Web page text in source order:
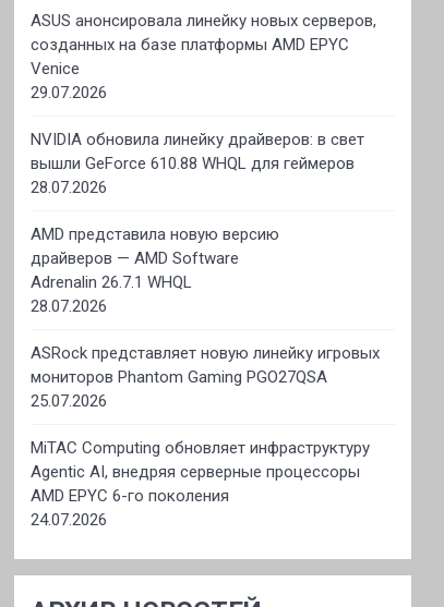
ASUS анонсировала линейку новых серверов,
созданных на базе платформы AMD EPYC
Venice
29.07.2026
NVIDIA обновила линейку драйверов: в свет
вышли GeForce 610.88 WHQL для геймеров
28.07.2026
AMD представила новую версию
драйверов — AMD Software
Adrenalin 26.7.1 WHQL
28.07.2026
ASRock представляет новую линейку игровых
мониторов Phantom Gaming PGO27QSA
25.07.2026
MiTAC Computing обновляет инфраструктуру
Agentic AI, внедряя серверные процессоры
AMD EPYC 6-го поколения
24.07.2026